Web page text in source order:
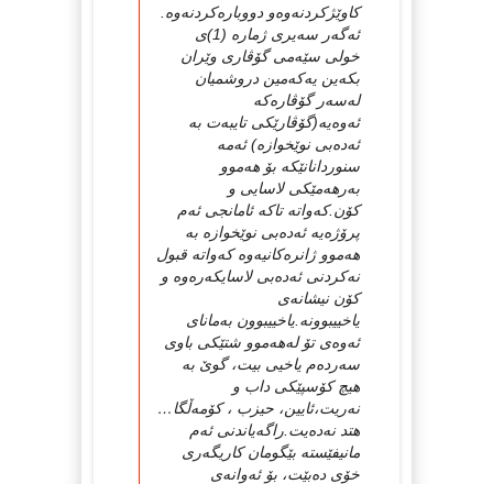
كاوێژكردنه‌وه‌و دووباره‌كردنه‌وه‌.
ئه‌گه‌ر سه‌یری ژماره‌ (1)ی
خولی سێه‌می گۆڤاری وێران
بكه‌ین یه‌كه‌مین دروشمیان
له‌سه‌ر گۆڤاره‌كه‌
ئه‌وه‌یه‌(گۆڤارێكی تایبه‌ت به‌
ئه‌ده‌بی نوێخوازه‌) ئه‌مه‌
سنوردانانێكه‌ بۆ هه‌موو
به‌رهه‌مێكی لاسایی و
كۆن.كه‌واته‌ تاكه‌ ئامانجی ئه‌م
پرۆژه‌یه‌ ئه‌ده‌بی نوێخوازه‌ به‌
هه‌موو ژانره‌كانیه‌وه‌ كه‌واته‌ قبول
نه‌كردنی ئه‌ده‌بی لاسایكه‌ره‌وه‌ و
كۆن نیشانه‌ی
یاخییبوونه‌.یاخییبوون به‌مانای
ئه‌وه‌ی تۆ له‌هه‌موو شتێكی باوی
سه‌رده‌م یاخیی بیت، گوێ به‌
هیچ كۆسپێكی داب و
نه‌ریت،ئایین، حیزب ، كۆمه‌ڵگا…
هتد نه‌ده‌یت.راگه‌یاندنی ئه‌م
مانیفێسته‌ بێگومان كاریگه‌ری
خۆی ده‌بێت، بۆ ئه‌وانه‌ی